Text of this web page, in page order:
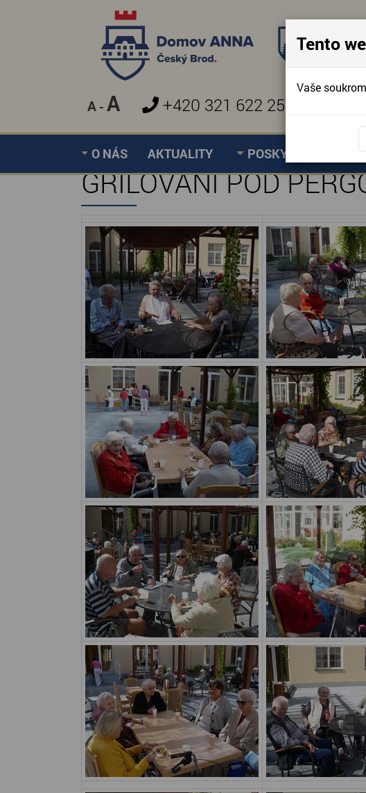
A - A +420 321 622 257
O NÁS AKTUALITY POSKYTOVANÉ
GRILOVÁNÍ POD
Tento
Vaše